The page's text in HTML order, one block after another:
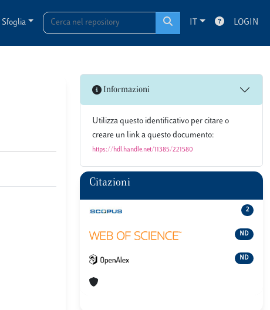
Sfoglia IT LOGIN
Informazioni
Utilizza questo identificativo per citare o
creare un link a questo documento:
https://hdl.handle.net/11385/221580
Citazioni
2
ND
ND